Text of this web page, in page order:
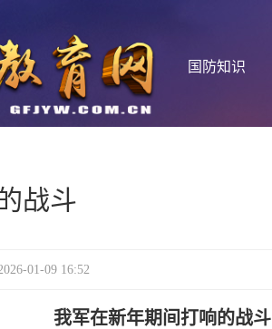
国防知识
战斗
01-09 16:52
我军在新年期间打响的战斗